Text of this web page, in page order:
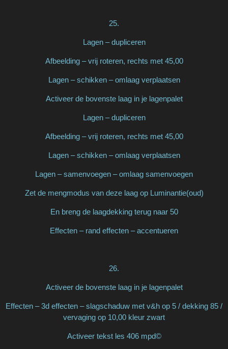
25.
Lagen – dupliceren
Afbeelding – vrij roteren, rechts met 45,00
Lagen – schikken – omlaag verplaatsen
Activeer de bovenste laag in je lagenpalet
Lagen – dupliceren
Afbeelding – vrij roteren, rechts met 45,00
Lagen – schikken – omlaag verplaatsen
Lagen – samenvoegen – omlaag samenvoegen
Zet de mengmodus van deze laag op Luminantie(oud)
En breng de laagdekking terug naar 50
Effecten – rand effecten – accentueren
26.
Activeer de bovenste laag in je lagenpalet
Effecten – 3d effecten – slagschaduw met v&h op 5 / dekking 85 /
vervaging op 10,00 kleur zwart
Activeer tekst les 406 mpd©